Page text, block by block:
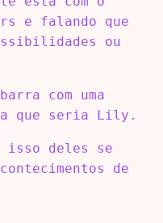
e falando que
ou
com uma
que seria Lily.
isso deles se
de